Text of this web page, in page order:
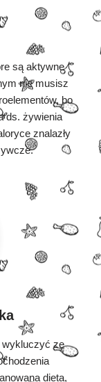
są aktywne
nie musisz
bo
ds. żywienia
znalazły
wykluczyć ze
dieta,